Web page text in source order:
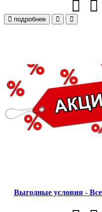
подробнее
Выгодные условия -